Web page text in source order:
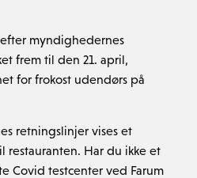
myndighedernes
frem til den 21. april,
for frokost udendørs på
retningslinjer vises et
restauranten. Har du ikke et
Covid testcenter ved Farum